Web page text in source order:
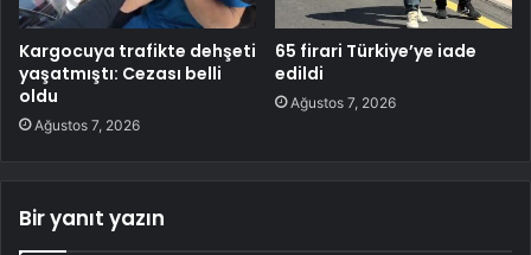
Kargocuya trafikte dehşeti
yaşatmıştı: Cezası belli
oldu
Ağustos 7, 2026
65 firari Türkiye’ye iade
edildi
Ağustos 7, 2026
Bir yanıt yazın